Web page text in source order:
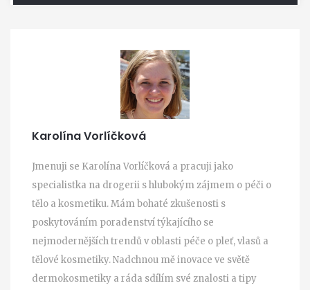
Karolína Vorlíčková
Jmenuji se Karolína Vorlíčková a pracuji jako
specialistka na drogerii s hlubokým zájmem o péči o
tělo a kosmetiku. Mám bohaté zkušenosti s
poskytováním poradenství týkajícího se
nejmodernějších trendů v oblasti péče o pleť, vlasů a
tělové kosmetiky. Nadchnou mě inovace ve světě
dermokosmetiky a ráda sdílím své znalosti a tipy